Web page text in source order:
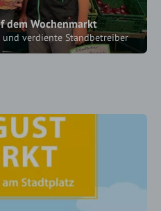
dem Wochenmarkt
verdiente Standbetreiber